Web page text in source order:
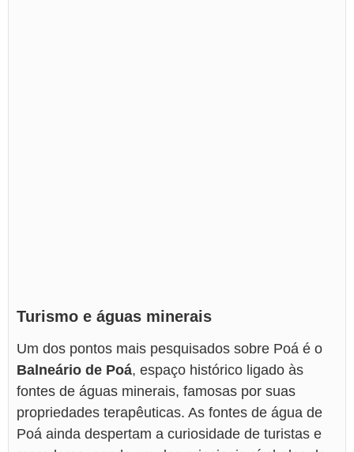
Turismo e águas minerais
Um dos pontos mais pesquisados sobre Poá é o
Balneário de Poá, espaço histórico ligado às
fontes de águas minerais, famosas por suas
propriedades terapêuticas. As fontes de água de
Poá ainda despertam a curiosidade de turistas e